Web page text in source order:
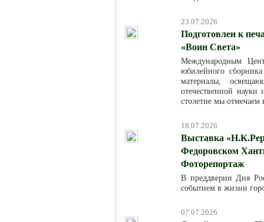
23.07.2026
Подготовлен к
«Воин Света»
Международным
юбилейного
материалы,
отечественной
столетие мы отмечаем
18.07.2026
Выставка
Федоровском
Фоторепортаж
В преддверии Дня
событием в жизни
07.07.2026